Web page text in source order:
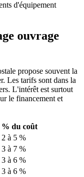
d'équipement
ouvrage
propose souvent la
Les tarifs sont dans la
L'intérêt est surtout
le financement et
% du coût
2 à 5 %
3 à 7 %
3 à 6 %
3 à 6 %